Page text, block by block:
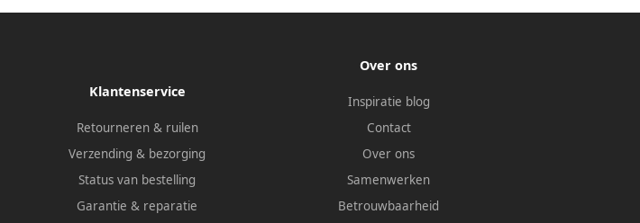
Klantenservice
Retourneren & ruilen
Verzending & bezorging
Status van bestelling
Garantie & reparatie
Over ons
Inspiratie blog
Contact
Over ons
Samenwerken
Betrouwbaarheid